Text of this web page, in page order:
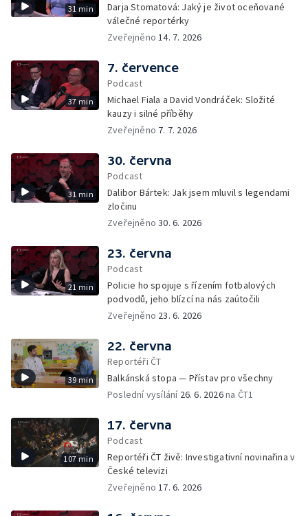
31 min
Darja Stomatová: Jaký je život oceňované
válečné reportérky
Zveřejněno14. 7. 2026
37 min
7. července
Podcast
Michael Fiala a David Vondráček: Složité
kauzy i silné příběhy
Zveřejněno 7. 7. 2026
31 min
30. června
Podcast
Dalibor Bártek: Jak jsem mluvil s legendami
zločinu
Zveřejněno30. 6. 2026
21 min
23. června
Podcast
Policie ho spojuje s řízením fotbalových
podvodů, jeho blízcí na nás zaútočili
Zveřejněno 23. 6. 2026
39 min
22. června
Reportéři ČT
Balkánská stopa — Přístav pro všechny
Poslední vysílání 26. 6. 2026na ČT1
107 min
17. června
Podcast
Reportéři ČT živě: Investigativní novinařina v
České televizi
Zveřejněno17. 6. 2026